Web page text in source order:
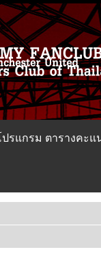
ปรแกรม ตารางคะ